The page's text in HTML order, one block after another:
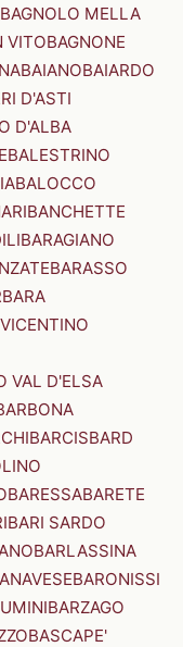
BAGNOLO MELLA
VITOBAGNONE
BAIANOBAIARDO
D'ASTI
D'ALBA
BALESTRINO
BALOCCO
BANCHETTE
BARAGIANO
BARASSO
VAL D'ELSA
BARCISBARD
BARESSABARETE
BARI SARDO
BARLASSINA
BARONISSI
BARZAGO
BASCAPE'